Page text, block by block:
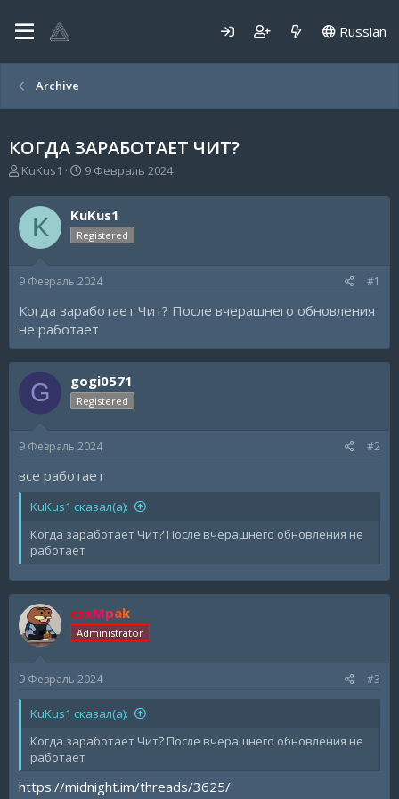
Russian
Archive
КОГДА ЗАРАБОТАЕТ ЧИТ?
А
т
о
р
т
м
KuKus1
Д
т
а
н
а
а
9 Февраль 2024
K KuKus1
Registered
9 Февраль 2024 #1
Когда заработает Чит? После вчерашнего обновления
не работает
G gogi0571
Registered
9 Февраль 2024 #2
все работает
KuKus1 сказал(а):
Когда заработает Чит? После вчерашнего обновления не
работает
csxMpak
Administrator
9 Февраль 2024 #3
KuKus1 сказал(а):
Когда заработает Чит? После вчерашнего обновления не
работает
https://midnight.im/threads/3625/